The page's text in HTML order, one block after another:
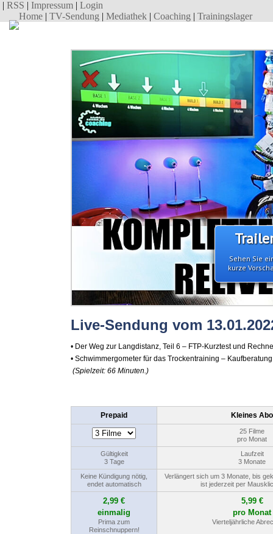
| RSS | Impressum | Login
Home | TV-Sendung | Mediathek | Coaching | Trainingslager
Sehen Sie
kurze
Live-Sendung vom
• Der Weg zur Langdistanz, Teil 6 – FTP-Kurztest und
• Schwimmergometer für das Trockentraining –
(Spielzeit: 66 Minuten.)
Prepaid Kleines Abo
25 Filme
pro Monat
Gültigkeit
3 Tage
Laufzeit
3 Monate
Keine Kündigung nötig,
endet automatisch
Verlängert sich um 3 Monate, bis
ist jederzeit per
2,99 €
einmalig
Prima zum
Reinschnuppern!
5,99 €
pro Monat
Vierteljährliche